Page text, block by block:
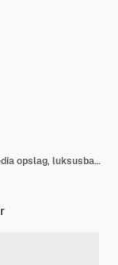
Samling af abstrakte Premium social media opslag, luksusbanner